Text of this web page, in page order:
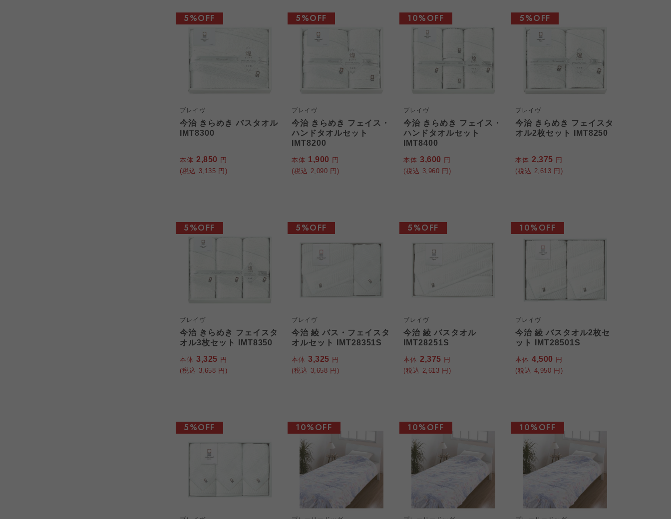
ブレイヴ
今治 きらめき バスタオル
IMT8300
本体 2,850 円
(税込 3,135 円)
5%OFF
ブレイヴ
今治 きらめき フェイス・
ハンドタオルセット
IMT8200
本体 1,900 円
(税込 2,090 円)
5%OFF
ブレイヴ
今治 きらめき フェイス・
ハンドタオルセット
IMT8400
本体 3,600 円
(税込 3,960 円)
10%OFF
ブレイヴ
今治 きらめき フェイスタ
オル2枚セット IMT8250
本体 2,375 円
(税込 2,613 円)
5%OFF
ブレイヴ
今治 きらめき フェイスタ
オル3枚セット IMT8350
本体 3,325 円
(税込 3,658 円)
5%OFF
ブレイヴ
今治 綾 バス・フェイスタ
オルセット IMT28351S
本体 3,325 円
(税込 3,658 円)
5%OFF
ブレイヴ
今治 綾 バスタオル
IMT28251S
本体 2,375 円
(税込 2,613 円)
5%OFF
ブレイヴ
今治 綾 バスタオル2枚セ
ット IMT28501S
本体 4,500 円
(税込 4,950 円)
10%OFF
5%OFF 10%OFF 10%OFF 10%OFF